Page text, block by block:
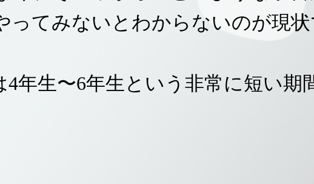
てみないとわからないのが現状
年生〜6年生という非常に短い期